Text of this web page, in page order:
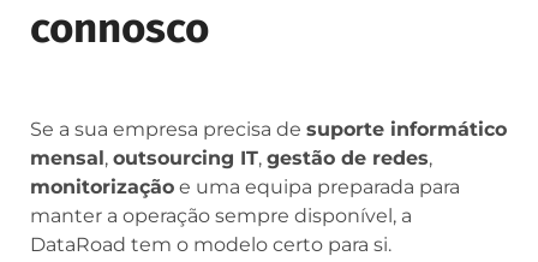
connosco
Se a sua empresa precisa de suporte informático
mensal, outsourcing IT, gestão de redes,
monitorização e uma equipa preparada para
manter a operação sempre disponível, a
DataRoad tem o modelo certo para si.